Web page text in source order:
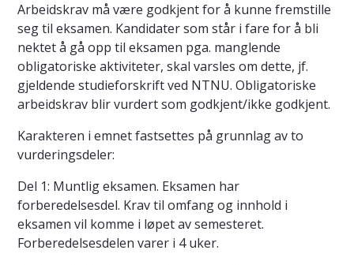
Arbeidskrav må være godkjent for å kunne fremstille
seg til eksamen. Kandidater som står i fare for å bli
nektet å gå opp til eksamen pga. manglende
obligatoriske aktiviteter, skal varsles om dette, jf.
gjeldende studieforskrift ved NTNU. Obligatoriske
arbeidskrav blir vurdert som godkjent/ikke godkjent.
Karakteren i emnet fastsettes på grunnlag av to
vurderingsdeler:
Del 1: Muntlig eksamen. Eksamen har
forberedelsesdel. Krav til omfang og innhold i
eksamen vil komme i løpet av semesteret.
Forberedelsesdelen varer i 4 uker.